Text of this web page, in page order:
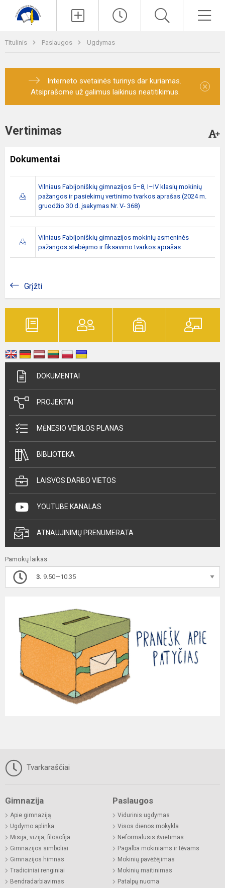
Titulinis Paslaugos Ugdymas
Interneto svetainės turinys dar kuriamas.
Atsiprašome už galimus laikinus neatitikimus.
×
Vertinimas
Dokumentai
Vilniaus Fabijoniškių gimnazijos 5–8, I–IV klasių mokinių
pažangos ir pasiekimų vertinimo tvarkos aprašas (2024 m.
gruodžio 30 d. įsakymas Nr. V- 368)
Vilniaus Fabijoniškių gimnazijos mokinių asmeninės
pažangos stebėjimo ir fiksavimo tvarkos aprašas
Grįžti
DOKUMENTAI
PROJEKTAI
MĖNESIO VEIKLOS PLANAS
BIBLIOTEKA
LAISVOS DARBO VIETOS
YOUTUBE KANALAS
ATNAUJINIMŲ PRENUMERATA
Pamokų laikas
3. 9.50—10.35
Tvarkaraščiai
Gimnazija
Apie gimnaziją
Ugdymo aplinka
Misija, vizija, filosofija
Gimnazijos simboliai
Gimnazijos himnas
Tradiciniai renginiai
Bendradarbiavimas
Paslaugos
Vidurinis ugdymas
Visos dienos mokykla
Neformalusis švietimas
Pagalba mokiniams ir tėvams
Mokinių pavėžėjimas
Mokinių maitinimas
Patalpų nuoma